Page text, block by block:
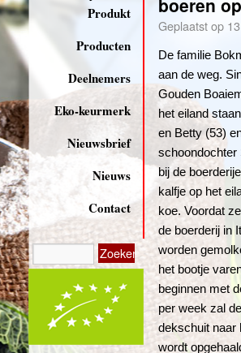
Produkt
Producten
Deelnemers
Eko-keurmerk
Nieuwsbrief
Nieuws
Contact
boeren
Geplaatst op
De familie
aan de weg.
Gouden
het eiland
en Betty (53)
schoondochter
bij de
kalfje op het
koe. Voordat
de boerderij in
worden
het bootje
beginnen met
per week zal
dekschuit naar
wordt